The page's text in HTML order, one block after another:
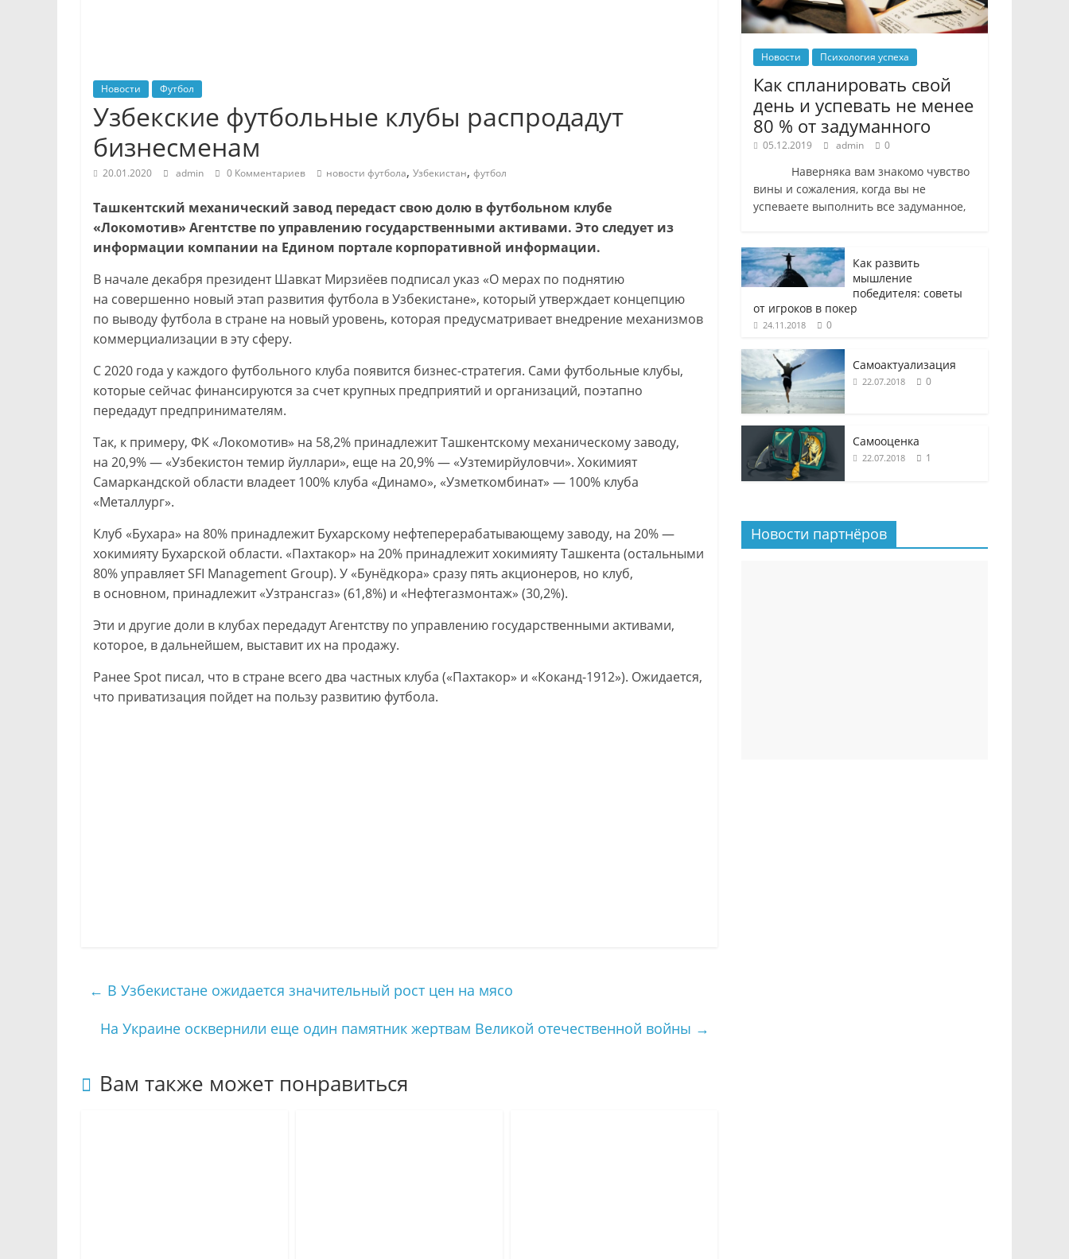
Новости Футбол
Узбекские футбольные клубы распродадут
бизнесменам
20.01.2020 admin 0 Комментариев новости футбола, Узбекистан, футбол
Ташкентский механический завод передаст свою долю в футбольном клубе
«Локомотив» Агентстве по управлению государственными активами. Это следует из
информации компании на Едином портале корпоративной информации.
В начале декабря президент Шавкат Мирзиёев подписал указ «О мерах по поднятию
на совершенно новый этап развития футбола в Узбекистане», который утверждает концепцию
по выводу футбола в стране на новый уровень, которая предусматривает внедрение механизмов
коммерциализации в эту сферу.
С 2020 года у каждого футбольного клуба появится бизнес-стратегия. Сами футбольные клубы,
которые сейчас финансируются за счет крупных предприятий и организаций, поэтапно
передадут предпринимателям.
Так, к примеру, ФК «Локомотив» на 58,2% принадлежит Ташкентскому механическому заводу,
на 20,9% — «Узбекистон темир йуллари», еще на 20,9% — «Узтемирйуловчи». Хокимият
Самаркандской области владеет 100% клуба «Динамо», «Узметкомбинат» — 100% клуба
«Металлург».
Клуб «Бухара» на 80% принадлежит Бухарскому нефтеперерабатывающему заводу, на 20% —
хокимияту Бухарской области. «Пахтакор» на 20% принадлежит хокимияту Ташкента (остальными
80% управляет SFI Management Group). У «Бунёдкора» сразу пять акционеров, но клуб,
в основном, принадлежит «Узтрансгаз» (61,8%) и «Нефтегазмонтаж» (30,2%).
Эти и другие доли в клубах передадут Агентству по управлению государственными активами,
которое, в дальнейшем, выставит их на продажу.
Ранее Spot писал, что в стране всего два частных клуба («Пахтакор» и «Коканд-1912»). Ожидается,
что приватизация пойдет на пользу развитию футбола.
← В Узбекистане ожидается значительный рост цен на мясо
На Украине осквернили еще один памятник жертвам Великой отечественной войны →
Вам также может понравиться
Новости Психология успеха
Как спланировать свой
день и успевать не менее
80 % от задуманного
05.12.2019 admin 0
Наверняка вам знакомо чувство
вины и сожаления, когда вы не
успеваете выполнить все задуманное,
Как развить
мышление
победителя: советы
от игроков в покер
24.11.2018 0
Самоактуализация
22.07.2018 0
Самооценка
22.07.2018 1
Новости партнёров